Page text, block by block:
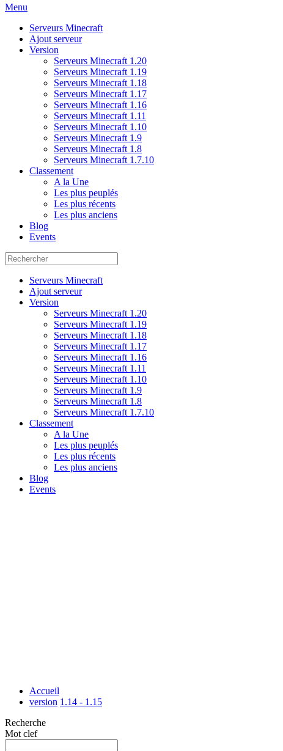
Menu
Serveurs Minecraft
Ajout serveur
Version
Serveurs Minecraft 1.20
Serveurs Minecraft 1.19
Serveurs Minecraft 1.18
Serveurs Minecraft 1.17
Serveurs Minecraft 1.16
Serveurs Minecraft 1.11
Serveurs Minecraft 1.10
Serveurs Minecraft 1.9
Serveurs Minecraft 1.8
Serveurs Minecraft 1.7.10
Classement
A la Une
Les plus peuplés
Les plus récents
Les plus anciens
Blog
Events
Serveurs Minecraft
Ajout serveur
Version
Serveurs Minecraft 1.20
Serveurs Minecraft 1.19
Serveurs Minecraft 1.18
Serveurs Minecraft 1.17
Serveurs Minecraft 1.16
Serveurs Minecraft 1.11
Serveurs Minecraft 1.10
Serveurs Minecraft 1.9
Serveurs Minecraft 1.8
Serveurs Minecraft 1.7.10
Classement
A la Une
Les plus peuplés
Les plus récents
Les plus anciens
Blog
Events
Accueil
version 1.14 - 1.15
Recherche
Mot clef